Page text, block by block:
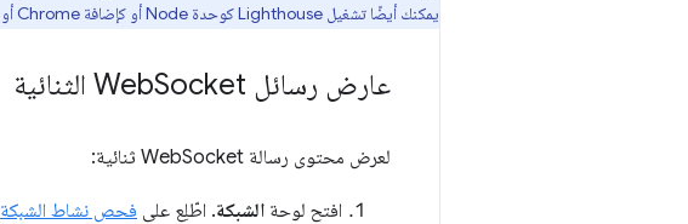
يمكنك أيضًا تشغيل Lighthouse كوحدة Node أو كإضافة Chrome أو من سطر الأوامر. يمكنك الاطّلاع على
عارض رسائل Web Socket الثنائية
لعرض محتوى رسالة WebSocket ثنائية:
افتح لوحة الشبكة. اطّلِع على فحص نشاط الشبكة